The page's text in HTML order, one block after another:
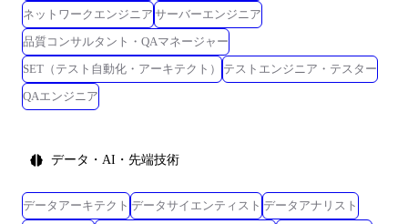
ネットワークエンジニア サーバーエンジニア
品質コンサルタント・QAマネージャー
SET（テスト自動化・アーキテクト）
テストエンジニア・テスター
QAエンジニア
データ・AI・先端技術
データアーキテクト データサイエンティスト データアナリスト